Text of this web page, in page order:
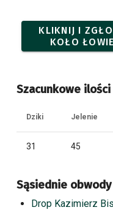
KLIKNIJ I
KOŁO
Szacunkowe
Dziki Jelenie
31 45
Sąsiednie
Drop Kazimierz